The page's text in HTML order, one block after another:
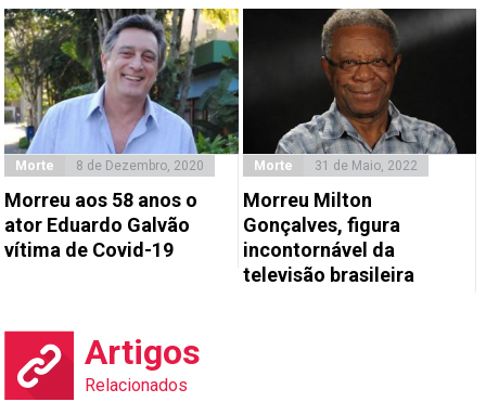
Morte 8 de Dezembro, 2020
Morreu aos 58 anos o
ator Eduardo Galvão
vítima de Covid-19
Morte 31 de Maio, 2022
Morreu Milton
Gonçalves, figura
incontornável da
televisão brasileira
Artigos
Relacionados